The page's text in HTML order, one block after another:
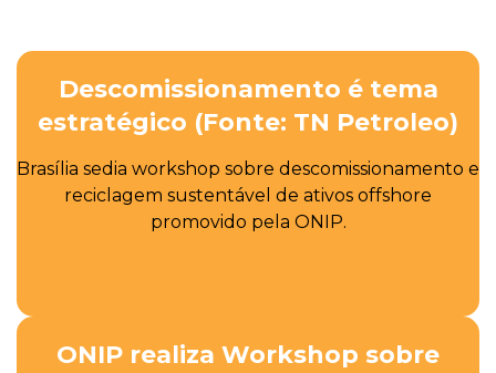
Descomissionamento é tema
estratégico (Fonte: TN Petroleo)
Brasília sedia workshop sobre descomissionamento e
reciclagem sustentável de ativos offshore
promovido pela ONIP.
ONIP realiza Workshop sobre